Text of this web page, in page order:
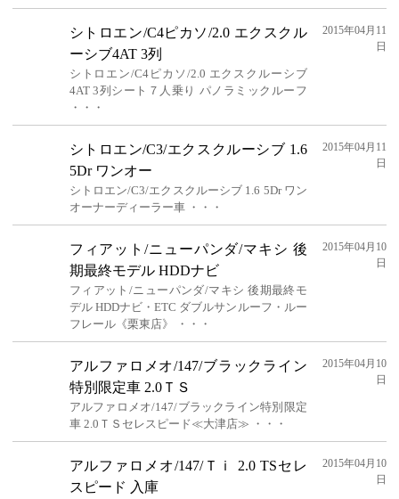
シトロエン/C4ピカソ/2.0 エクスクル
ーシブ4AT 3列
シトロエン/C4ピカソ/2.0 エクスクルーシブ
4AT 3列シート７人乗り パノラミックルーフ
・・・
2015年04月11
日
シトロエン/C3/エクスクルーシブ 1.6
5Dr ワンオー
シトロエン/C3/エクスクルーシブ 1.6 5Dr ワン
オーナーディーラー車 ・・・
2015年04月11
日
フィアット/ニューパンダ/マキシ 後
期最終モデル HDDナビ
フィアット/ニューパンダ/マキシ 後期最終モ
デル HDDナビ・ETC ダブルサンルーフ・ルー
フレール《栗東店》 ・・・
2015年04月10
日
アルファロメオ/147/ブラックライン
特別限定車 2.0ＴＳ
アルファロメオ/147/ブラックライン特別限定
車 2.0ＴＳセレスピード≪大津店≫ ・・・
2015年04月10
日
アルファロメオ/147/Ｔｉ 2.0 TSセレ
スピード 入庫
2015年04月10
日